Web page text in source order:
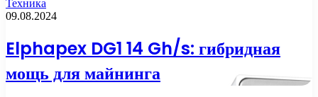
Техника
09.08.2024
Elphapex DG1 14 Gh/s: гибридная
мощь для майнинга